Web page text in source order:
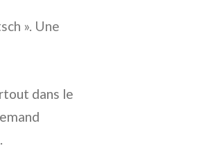
». Une
dans le